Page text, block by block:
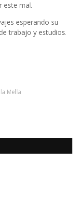
este mal.
esperando su
trabajo y estudios.
Mella